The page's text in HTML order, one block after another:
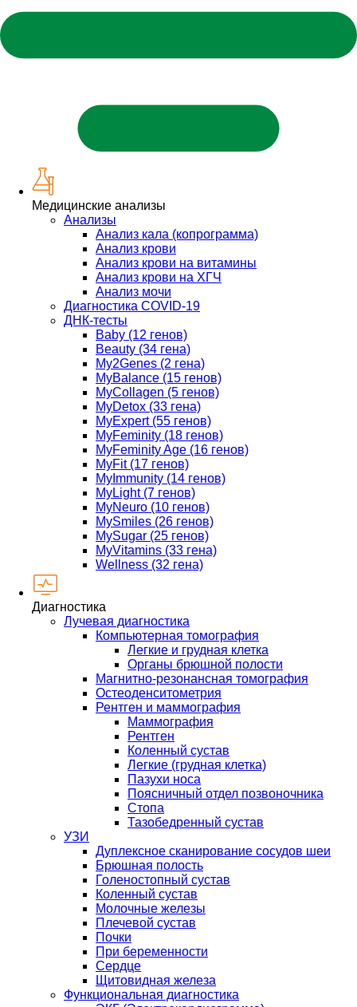
Медицинские анализы
Анализы
Анализ кала (копрограмма)
Анализ крови
Анализ крови на витамины
Анализ крови на ХГЧ
Анализ мочи
Диагностика COVID-19
ДНК-тесты
Baby (12 генов)
Beauty (34 гена)
My2Genes (2 гена)
MyBalance (15 генов)
MyCollagen (5 генов)
MyDetox (33 гена)
MyExpert (55 генов)
MyFeminity (18 генов)
MyFeminity Age (16 генов)
MyFit (17 генов)
MyImmunity (14 генов)
MyLight (7 генов)
MyNeuro (10 генов)
MySmiles (26 генов)
MySugar (25 генов)
MyVitamins (33 гена)
Wellness (32 гена)
Диагностика
Лучевая диагностика
Компьютерная томография
Легкие и грудная клетка
Органы брюшной полости
Магнитно-резонансная томография
Остеоденситометрия
Рентген и маммография
Маммография
Рентген
Коленный сустав
Легкие (грудная клетка)
Пазухи носа
Поясничный отдел позвоночника
Стопа
Тазобедренный сустав
УЗИ
Дуплексное сканирование сосудов шеи
Брюшная полость
Голеностопный сустав
Коленный сустав
Молочные железы
Плечевой сустав
Почки
При беременности
Сердце
Щитовидная железа
Функциональная диагностика